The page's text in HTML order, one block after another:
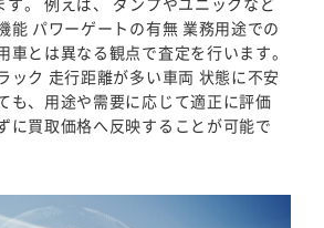
能 パワーゲートの有無 業務用途での
車とは異なる観点で査定を行います。
ック 走行距離が多い車両 状態に不安
も、用途や需要に応じて適正に評価
に買取価格へ反映することが可能で